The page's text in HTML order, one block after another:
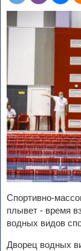
Спортивно-
плывет - время
водных видов
Дворец водных